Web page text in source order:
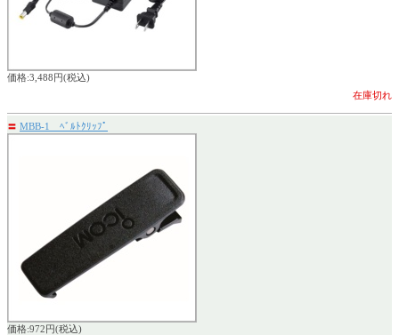
価格:3,488円(税込)
在庫切れ
〓 MBB-1 ﾍﾞﾙﾄｸﾘｯﾌﾟ
価格:972円(税込)